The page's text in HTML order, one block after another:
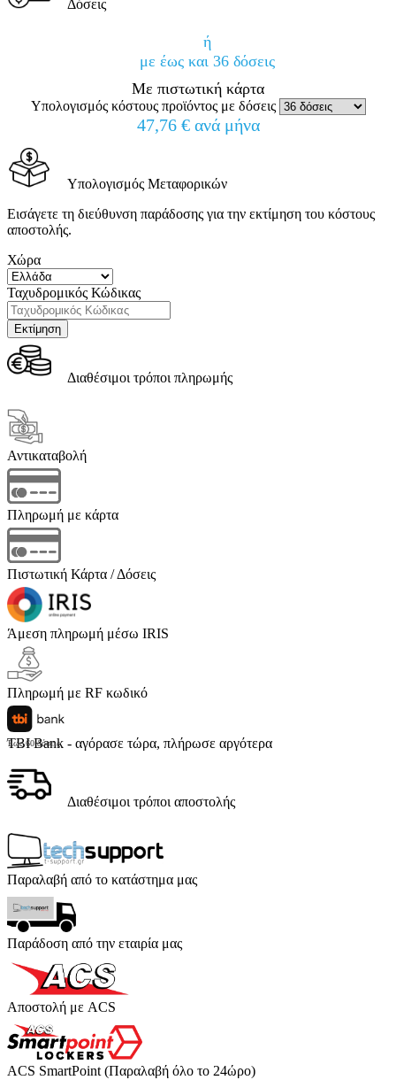
Δόσεις
ή
με έως και 36 δόσεις
Με πιστωτική κάρτα
Υπολογισμός κόστους προϊόντος με δόσεις
47,76 € ανά μήνα
Υπολογισμός Μεταφορικών
Εισάγετε τη διεύθυνση παράδοσης για την εκτίμηση του κόστους
αποστολής.
Χώρα
Ταχυδρομικός Κώδικας
Διαθέσιμοι τρόποι πληρωμής
Αντικαταβολή
Πληρωμή με κάρτα
Πιστωτική Κάρτα / Δόσεις
Άμεση πληρωμή μέσω IRIS
Πληρωμή με RF κωδικό
TBI Bank - αγόρασε τώρα, πλήρωσε αργότερα
Έως 60 δόσεις
Διαθέσιμοι τρόποι αποστολής
Παραλαβή από το κατάστημα μας
Παράδοση από την εταιρία μας
Αποστολή με ACS
ACS SmartPoint (Παραλαβή όλο το 24ώρο)